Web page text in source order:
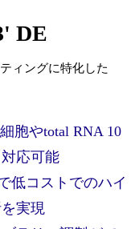
ード
DE
ィングに特化した
胞やtotal RNA 10
応可能
低コストでのハイ
実現